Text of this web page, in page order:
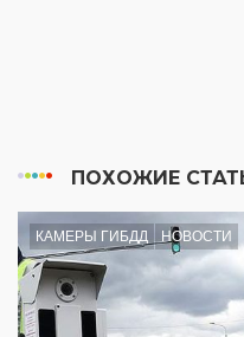
ПОХОЖИЕ
КАМЕРЫ ГИБДД НОВОСТИ